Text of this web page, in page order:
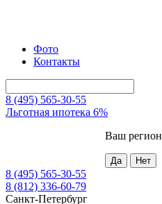
Фото
Контакты
8 (495) 565-30-55
Льготная ипотека 6%
Ваш регион
8 (495) 565-30-55
8 (812) 336-60-79
Санкт-Петербург